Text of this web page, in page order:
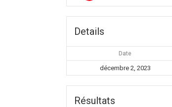
Details
Date
décembre 2, 2023
Résultats